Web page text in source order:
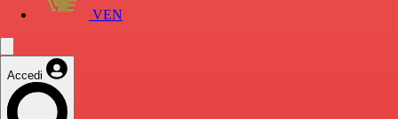
VEN
Accedi